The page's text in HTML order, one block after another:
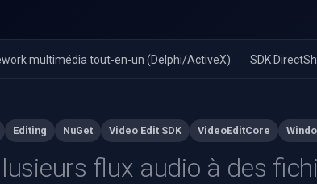
multimédia tout-en-un (Delphi/ActiveX) SDK
Editing NuGet Video Edit SDK VideoEditCore
flux audio à des